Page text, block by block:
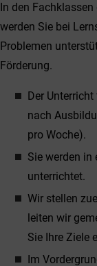
In den
werden Sie bei
Problemen
Förderung.
Der
nach
pro Woche).
Sie werden in
unterrichtet.
Wir stellen
leiten wir
Sie Ihre Ziele
Im